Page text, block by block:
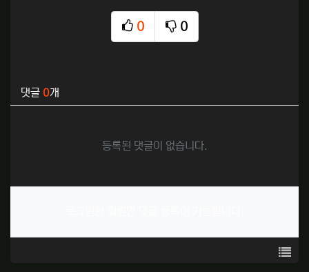
0추천 0비추천
댓글 0개
등록된 댓글이 없습니다.
목록